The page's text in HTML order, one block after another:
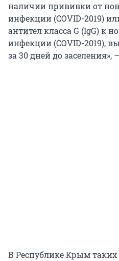
наличии прививки от
инфекции (COVID-2019)
антител класса G (IgG) к
инфекции (COVID-2019),
за 30 дней до заселения»,
В Республике Крым таких